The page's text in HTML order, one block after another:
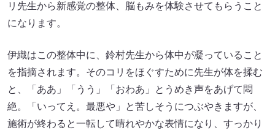
リ先生から新感覚の整体、脳もみを体験させてもらうこと
になります。
伊織はこの整体中に、鈴村先生から体中が凝っていること
を指摘されます。そのコリをほぐすために先生が体を揉む
と、「ああ」「うう」「おわあ」とうめき声をあげて悶
絶。「いってえ。最悪や」と苦しそうにつぶやきますが、
施術が終わると一転して晴れやかな表情になり、すっかり